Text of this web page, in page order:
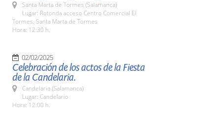
Santa Marta de Tormes (Salamanca)
Lugar: Rotonda acceso Centro Comercial El
Tormes. Santa Marta de Tormes
Hora: 12:30 h.
02/02/2025
Celebración de los actos de la Fiesta
de la Candelaria.
Candelario (Salamanca)
Lugar: Candelario
Hora: 12:00 h.